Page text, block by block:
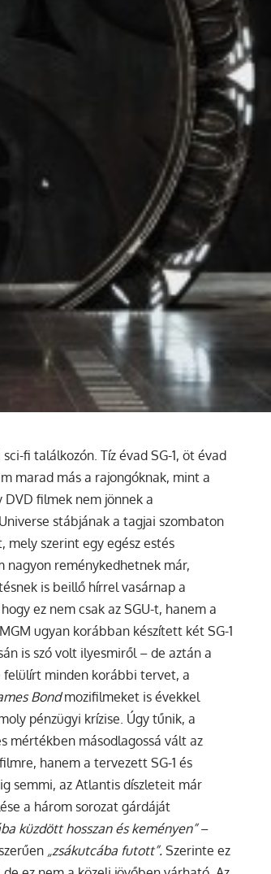
fi találkozón. Tíz évad SG-1, öt évad
marad más a rajongóknak, mint a
DVD filmek nem jönnek a
stábjának a tagjai szombaton
mely szerint egy egész estés
nagyon reménykedhetnek már,
is beillő hírrel vasárnap a
ez nem csak az SGU-t, hanem a
ugyan korábban készített két SG-1
is szó volt ilyesmiről – de aztán a
felülírt minden korábbi tervet, a
Bondmozifilmeket is évekkel
pénzügyi krízise. Úgy tűnik, a
mértékben másodlagossá vált az
hanem a tervezett SG-1 és
semmi, az Atlantis díszleteit már
a három sorozat gárdáját
küzdött hosszan és keményen”–
„zsákutcába futott”. Szerinte ez